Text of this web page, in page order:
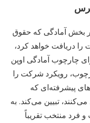
بخش آمادگی که حقوق
را دریافت خواهد کرد،
چارچوب آمادگی اوپن
رویکرد شرکت را
پیشرفته‌ای که
تبیین می‌کند. به
فرد منتخب تقریباً